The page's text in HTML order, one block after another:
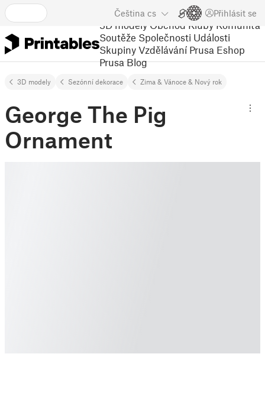
Čeština cs Přihlásit se
3D modely Obchod Kluby Komunita
Soutěže Společnosti Události
Skupiny Vzdělávání Prusa Eshop
Prusa Blog
3D modely Sezónní dekorace Zima & Vánoce & Nový rok
George The Pig
Ornament